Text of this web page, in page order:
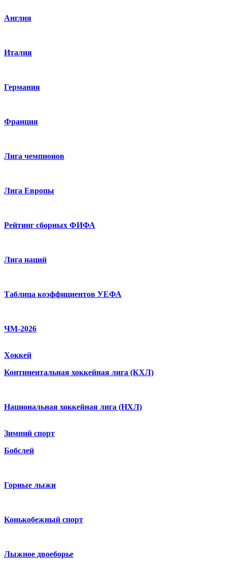
Англия
Италия
Германия
Франция
Лига чемпионов
Лига Европы
Рейтинг сборных ФИФА
Лига наций
Таблица коэффициентов УЕФА
ЧМ-2026
Хоккей
Континентальная хоккейная лига (КХЛ)
Национальная хоккейная лига (НХЛ)
Зимний спорт
Бобслей
Горные лыжи
Конькобежный спорт
Лыжное двоеборье